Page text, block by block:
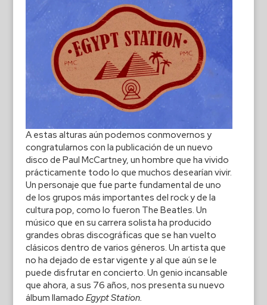
A estas alturas aún podemos conmovernos y
congratularnos con la publicación de un nuevo
disco de Paul McCartney, un hombre que ha vivido
prácticamente todo lo que muchos desearían vivir.
Un personaje que fue parte fundamental de uno
de los grupos más importantes del rock y de la
cultura pop, como lo fueron The Beatles. Un
músico que en su carrera solista ha producido
grandes obras discográficas que se han vuelto
clásicos dentro de varios géneros. Un artista que
no ha dejado de estar vigente y al que aún se le
puede disfrutar en concierto. Un genio incansable
que ahora, a sus 76 años, nos presenta su nuevo
álbum llamado Egypt Station.